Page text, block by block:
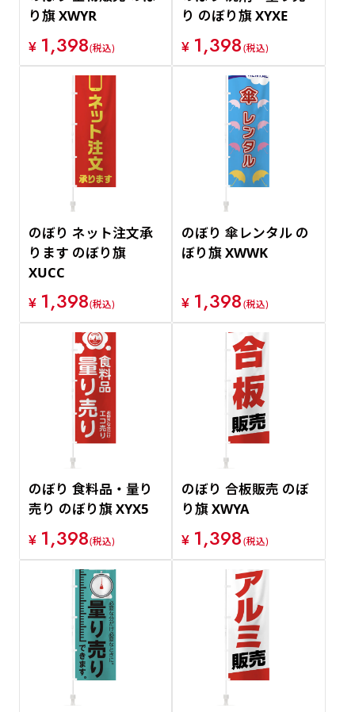
り旗 XWYR
¥ 1,398(税込)
り のぼり旗 XYXE
¥ 1,398(税込)
のぼり ネット注文承
ります のぼり旗
XUCC
¥ 1,398(税込)
のぼり 傘レンタル の
ぼり旗 XWWK
¥ 1,398(税込)
のぼり 食料品・量り
売り のぼり旗 XYX5
¥ 1,398(税込)
のぼり 合板販売 のぼ
り旗 XWYA
¥ 1,398(税込)